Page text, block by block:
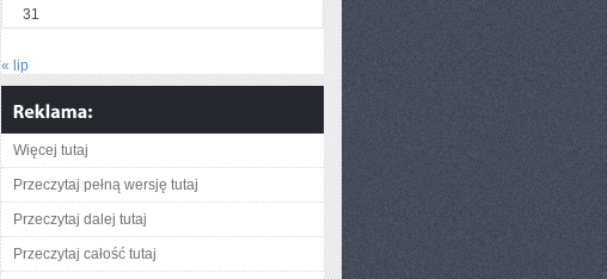
31
« lip
Więcej tutaj
Przeczytaj pełną wersję tutaj
Przeczytaj dalej tutaj
Przeczytaj całość tutaj